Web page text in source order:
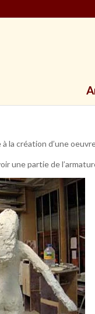
à la création d’une
une partie de